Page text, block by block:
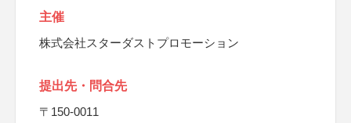
主催
株式会社スターダストプロモーション
提出先・問合先
〒150-0011